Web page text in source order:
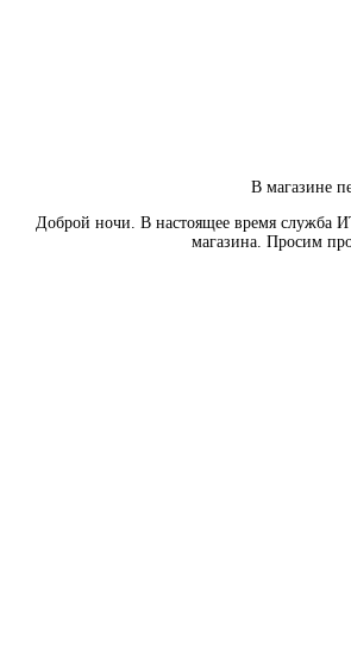
В магазине
Доброй ночи. В настоящее время служба
магазина. Просим